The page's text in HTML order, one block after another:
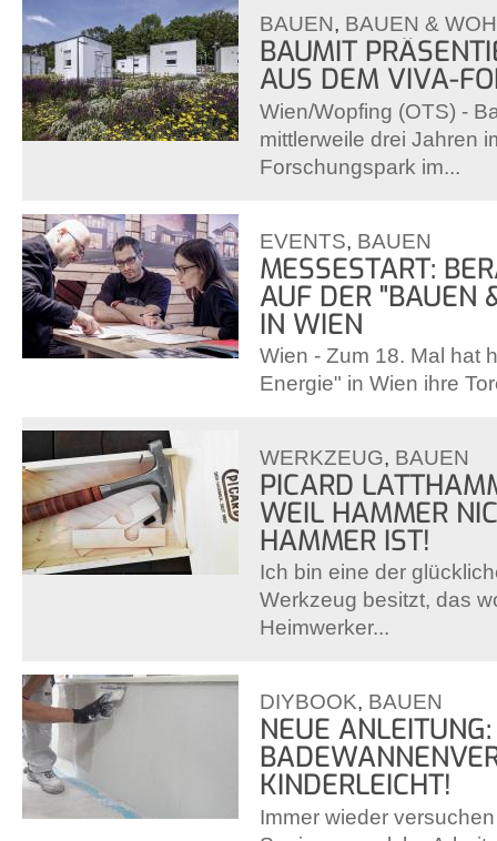
BAUEN, BAUEN &
BAUMIT
AUS DEM VIVA-
Wien/Wopfing (OTS) -
mittlerweile drei Jahren
Forschungspark im...
EVENTS, BAUEN
MESSESTART:
AUF DER "BAUEN
IN WIEN
Wien - Zum 18. Mal hat
Energie" in Wien ihre
WERKZEUG, BAUEN
PICARD
WEIL HAMMER
HAMMER IST!
Ich bin eine der
Werkzeug besitzt, das
Heimwerker...
DIYBOOK, BAUEN
NEUE ANLEITUNG:
KINDERLEICHT!
Immer wieder